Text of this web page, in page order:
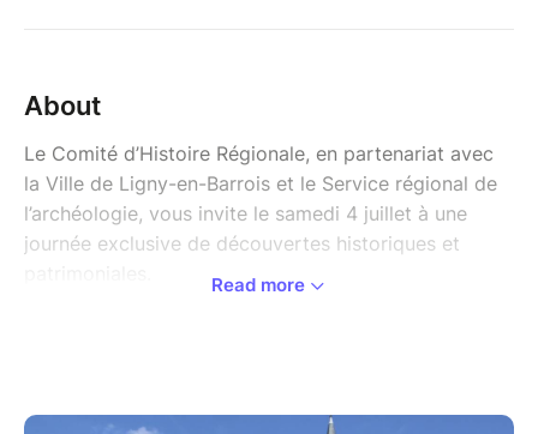
About
Le Comité d’Histoire Régionale, en partenariat avec
la Ville de Ligny-en-Barrois et le Service régional de
l’archéologie, vous invite le samedi 4 juillet à une
journée exclusive de découvertes historiques et
• L’après-midi : Deux visites guidées successives :
Read more